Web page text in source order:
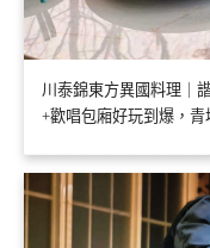
川泰錦東方異國料理｜
+歡唱包廂好玩到爆，